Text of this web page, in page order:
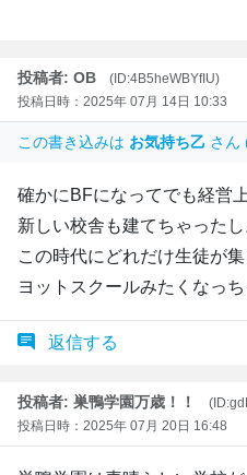
投稿者: OB
(ID:4B5heWBYfIU)
投稿日時：2025年 07月 14日 10:33
この書き込みは お気持ち乙 さん
確かにBFになってでも経営
新しい校舎も建てちゃった
この時代にどれだけ生徒が
ヨットスクールみたくなっち
返信する
投稿者: 巣鴨学園万歳！！
投稿日時：2025年 07月 20日 16:48